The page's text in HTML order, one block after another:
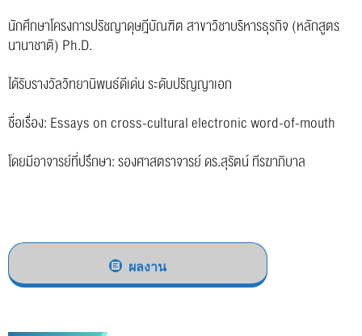
นักศึกษาโครงการปรัชญาดุษฎีบัณฑิต สาขาวิชาบริหารธุรกิจ (หลักสูตร
นานาชาติ) Ph.D.
ได้รับรางวัลวิทยานิพนธ์ดีเด่น ระดับปริญญาเอก
ชื่อเรื่อง: Essays on cross-cultural electronic word-of-mouth
โดยมีอาจารย์ที่ปรึกษา: รองศาสตราจารย์ ดร.สุรัตน์ ทีรฆาภิบาล
ผลงาน